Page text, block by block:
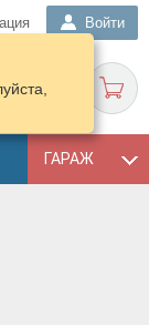
Войти
ГАРАЖ